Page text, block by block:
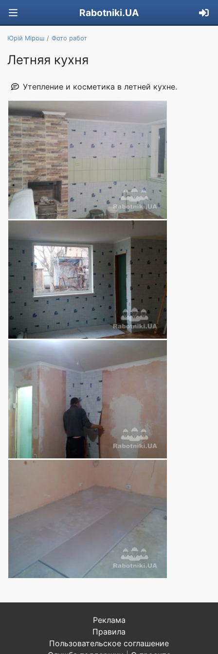
Rabotniki.UA
Юрій Мірош Фото работ
Летняя кухня
Утепление и косметика в летней кухне.
Реклама
Правила
Пользовательское соглашение